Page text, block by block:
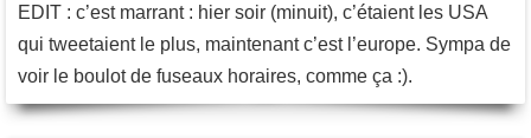
EDIT : c’est marrant : hier soir (minuit), c’étaient les USA
qui tweetaient le plus, maintenant c’est l’europe. Sympa de
voir le boulot de fuseaux horaires, comme ça :).